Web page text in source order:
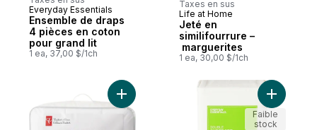
Everyday Essentials
Ensemble de draps
4 pièces en coton
pour grand lit
1 ea, 37,00 $/1ch
Taxes en sus
Nouveau
Life at Home
Jeté en
similifourrure –
marguerites
1 ea, 30,00 $/1ch
Ajouter Couette toutes saisons Ajouter
Faible
stock